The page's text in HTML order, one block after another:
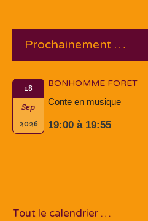
Prochainement …
18
Sep
2026
BONHOMME FORET
Conte en musique
19:00 à 19:55
Tout le calendrier …